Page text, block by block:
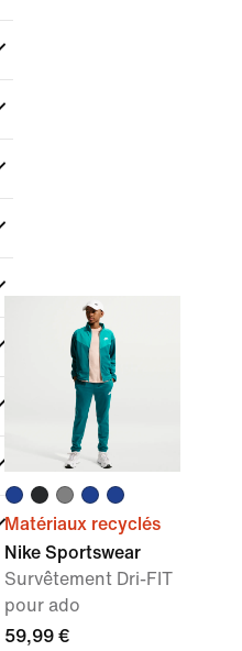
Matériaux recyclés
Nike Sportswear
Survêtement Dri-FIT
pour ado
59,99 €